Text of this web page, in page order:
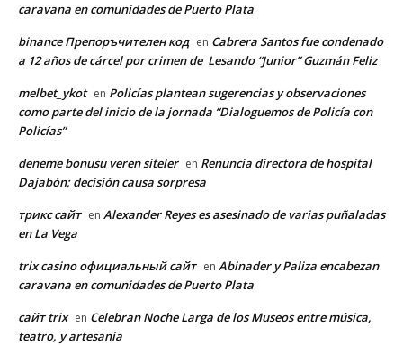
caravana en comunidades de Puerto Plata
binance Препоръчителен код en Cabrera Santos fue condenado
a 12 años de cárcel por crimen de Lesando “Junior” Guzmán Feliz
melbet_ykot en Policías plantean sugerencias y observaciones
como parte del inicio de la jornada “Dialoguemos de Policía con
Policías”
deneme bonusu veren siteler en Renuncia directora de hospital
Dajabón; decisión causa sorpresa
трикс сайт en Alexander Reyes es asesinado de varias puñaladas
en La Vega
trix casino официальный сайт en Abinader y Paliza encabezan
caravana en comunidades de Puerto Plata
сайт trix en Celebran Noche Larga de los Museos entre música,
teatro, y artesanía